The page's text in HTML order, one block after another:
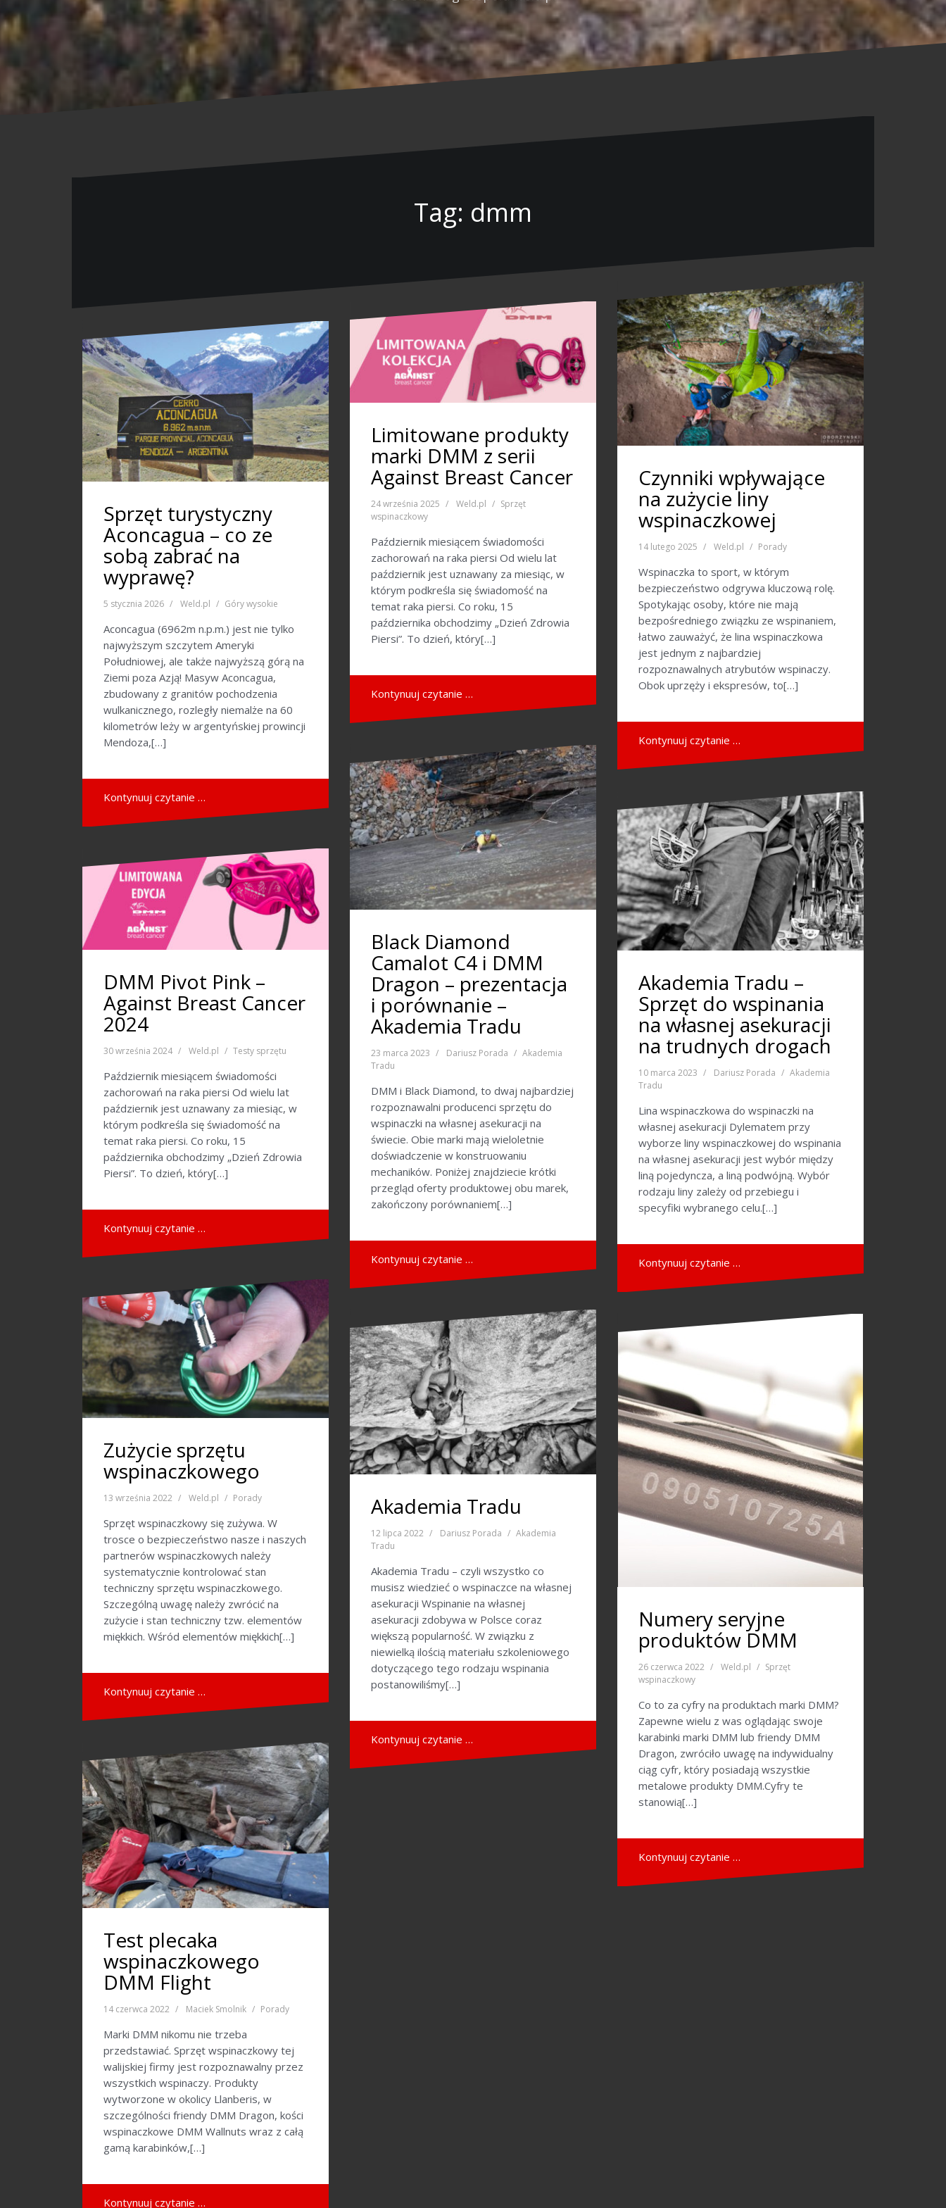
Tag: dmm
Sprzęt turystyczny
Aconcagua – co ze
sobą zabrać na
wyprawę?
5 stycznia 2026 Weld.pl Góry wysokie
Aconcagua (6962m n.p.m.) jest nie tylko
najwyższym szczytem Ameryki
Południowej, ale także najwyższą górą na
Ziemi poza Azją! Masyw Aconcagua,
zbudowany z granitów pochodzenia
wulkanicznego, rozległy niemalże na 60
kilometrów leży w argentyńskiej prowincji
Mendoza,[…]
Kontynuuj czytanie …
Limitowane produkty
marki DMM z serii
Against Breast Cancer
24 września 2025 Weld.pl
Sprzęt
wspinaczkowy
Październik miesiącem świadomości
zachorowań na raka piersi Od wielu lat
październik jest uznawany za miesiąc, w
którym podkreśla się świadomość na
temat raka piersi. Co roku, 15
października obchodzimy „Dzień Zdrowia
Piersi”. To dzień, który[…]
Kontynuuj czytanie …
Czynniki wpływające
na zużycie liny
wspinaczkowej
14 lutego 2025 Weld.pl Porady
Wspinaczka to sport, w którym
bezpieczeństwo odgrywa kluczową rolę.
Spotykając osoby, które nie mają
bezpośredniego związku ze wspinaniem,
łatwo zauważyć, że lina wspinaczkowa
jest jednym z najbardziej
rozpoznawalnych atrybutów wspinaczy.
Obok uprzęży i ekspresów, to[…]
Kontynuuj czytanie …
DMM Pivot Pink –
Against Breast Cancer
2024
30 września 2024 Weld.pl Testy sprzętu
Październik miesiącem świadomości
zachorowań na raka piersi Od wielu lat
październik jest uznawany za miesiąc, w
którym podkreśla się świadomość na
temat raka piersi. Co roku, 15
października obchodzimy „Dzień Zdrowia
Piersi”. To dzień, który[…]
Kontynuuj czytanie …
Black Diamond
Camalot C4 i DMM
Dragon – prezentacja
i porównanie –
Akademia Tradu
23 marca 2023 Dariusz Porada
Akademia
Tradu
DMM i Black Diamond, to dwaj najbardziej
rozpoznawalni producenci sprzętu do
wspinaczki na własnej asekuracji na
świecie. Obie marki mają wieloletnie
doświadczenie w konstruowaniu
mechaników. Poniżej znajdziecie krótki
przegląd oferty produktowej obu marek,
zakończony porównaniem[…]
Kontynuuj czytanie …
Akademia Tradu –
Sprzęt do wspinania
na własnej asekuracji
na trudnych drogach
10 marca 2023 Dariusz Porada
Akademia
Tradu
Lina wspinaczkowa do wspinaczki na
własnej asekuracji Dylematem przy
wyborze liny wspinaczkowej do wspinania
na własnej asekuracji jest wybór między
liną pojedyncza, a liną podwójną. Wybór
rodzaju liny zależy od przebiegu i
specyfiki wybranego celu.[…]
Kontynuuj czytanie …
Zużycie sprzętu
wspinaczkowego
13 września 2022 Weld.pl Porady
Sprzęt wspinaczkowy się zużywa. W
trosce o bezpieczeństwo nasze i naszych
partnerów wspinaczkowych należy
systematycznie kontrolować stan
techniczny sprzętu wspinaczkowego.
Szczególną uwagę należy zwrócić na
zużycie i stan techniczny tzw. elementów
miękkich. Wśród elementów miękkich[…]
Kontynuuj czytanie …
Akademia Tradu
12 lipca 2022 Dariusz Porada
Akademia
Tradu
Akademia Tradu – czyli wszystko co
musisz wiedzieć o wspinaczce na własnej
asekuracji Wspinanie na własnej
asekuracji zdobywa w Polsce coraz
większą popularność. W związku z
niewielką ilością materiału szkoleniowego
dotyczącego tego rodzaju wspinania
postanowiliśmy[…]
Kontynuuj czytanie …
Numery seryjne
produktów DMM
26 czerwca 2022 Weld.pl
Sprzęt
wspinaczkowy
Co to za cyfry na produktach marki DMM?
Zapewne wielu z was oglądając swoje
karabinki marki DMM lub friendy DMM
Dragon, zwróciło uwagę na indywidualny
ciąg cyfr, który posiadają wszystkie
metalowe produkty DMM.Cyfry te
stanowią[…]
Kontynuuj czytanie …
Test plecaka
wspinaczkowego
DMM Flight
14 czerwca 2022 Maciek Smolnik Porady
Marki DMM nikomu nie trzeba
przedstawiać. Sprzęt wspinaczkowy tej
walijskiej firmy jest rozpoznawalny przez
wszystkich wspinaczy. Produkty
wytworzone w okolicy Llanberis, w
szczególności friendy DMM Dragon, kości
wspinaczkowe DMM Wallnuts wraz z całą
gamą karabinków,[…]
Kontynuuj czytanie …